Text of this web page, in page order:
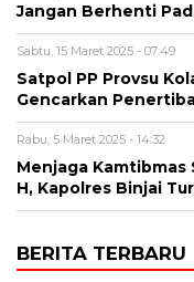
Jangan Berhenti
Sabtu, 15 Maret 2025 - 07:49
Satpol PP Provsu
Gencarkan
Rabu, 5 Maret 2025 - 14:32
Menjaga Kamtibmas
H, Kapolres Binjai
BERITA TERBARU